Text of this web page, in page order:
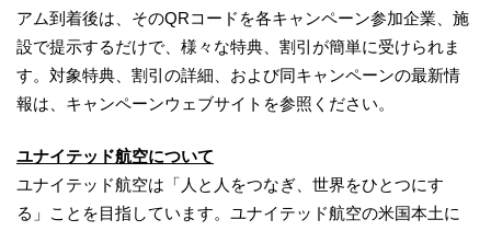
アム到着後は、そのQRコードを各キャンペーン参加企業、施
設で提示するだけで、様々な特典、割引が簡単に受けられま
す。対象特典、割引の詳細、および同キャンペーンの最新情
報は、キャンペーンウェブサイトを参照ください。
ユナイテッド航空について
ユナイテッド航空は「人と人をつなぎ、世界をひとつにす
る」ことを目指しています。ユナイテッド航空の米国本土に